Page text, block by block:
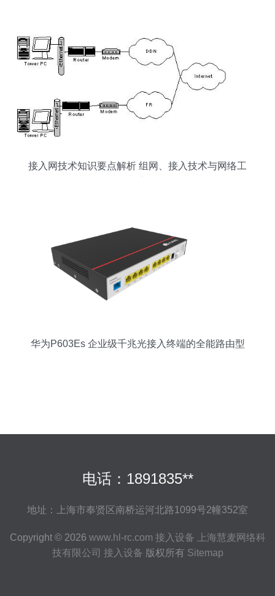
接入网技术知识要点解析 组网、接入技术与网络工
华为P603Es 企业级千兆光接入终端的全能路由型
电话：1891835**
地址：上海市奉贤区南桥运河北路1099号2幢352室
Copyright © 2026 www.hl-rc.com 接入设备
上海慧麦网络科
技有限公司 接入设备 版权所有 Sitemap